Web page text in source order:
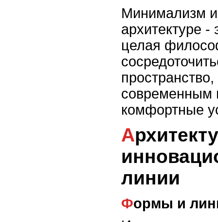
Минимализм
архитектуре -
целая
пространство,
современным
комфортные
Архитектура искусства:
линии
Формы и